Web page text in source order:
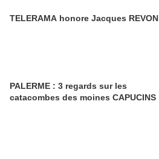
TELERAMA honore Jacques REVON
PALERME : 3 regards sur les
catacombes des moines CAPUCINS